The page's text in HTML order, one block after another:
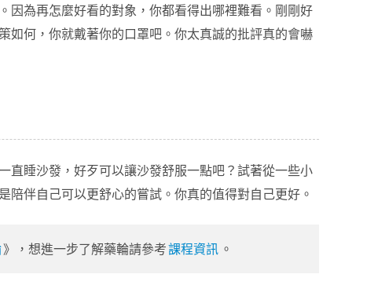
因為再怎麼好看的對象，你都看得出哪裡難看。剛剛好
如何，你就戴著你的口罩吧。你太真誠的批評真的會嚇
直睡沙發，好歹可以讓沙發舒服一點吧？試著從一些小
伴自己可以更舒心的嘗試。你真的值得對自己更好。
》，想進一步了解藥輪請參考課程資訊 。